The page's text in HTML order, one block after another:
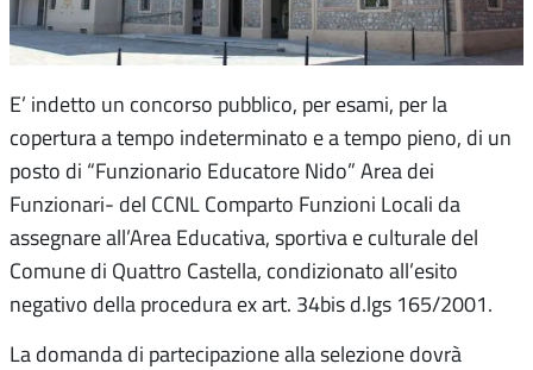
E’ indetto un concorso pubblico, per esami, per la
copertura a tempo indeterminato e a tempo pieno, di un
posto di “Funzionario Educatore Nido” Area dei
Funzionari- del CCNL Comparto Funzioni Locali da
assegnare all’Area Educativa, sportiva e culturale del
Comune di Quattro Castella, condizionato all’esito
negativo della procedura ex art. 34bis d.lgs 165/2001.
La domanda di partecipazione alla selezione dovrà